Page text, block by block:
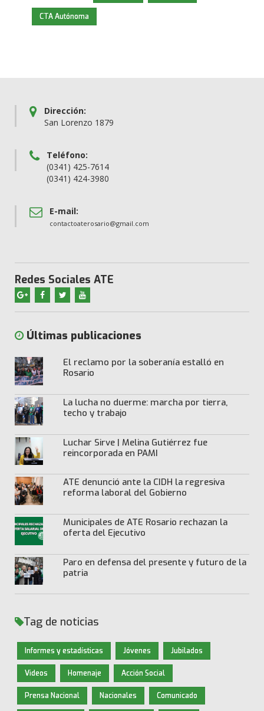
CTA Autónoma
Dirección:
San Lorenzo 1879
Teléfono:
(0341) 425-7614
(0341) 424-3980
E-mail:
contactoaterosario@gmail.com
Redes Sociales ATE
Últimas publicaciones
El reclamo por la soberanía estalló en
Rosario
La lucha no duerme: marcha por tierra,
techo y trabajo
Luchar Sirve | Melina Gutiérrez fue
reincorporada en PAMI
ATE denunció ante la CIDH la regresiva
reforma laboral del Gobierno
Municipales de ATE Rosario rechazan la
oferta del Ejecutivo
Paro en defensa del presente y futuro de la
patria
Tag de noticias
Informes y estadísticas Jóvenes Jubilados
Videos Homenaje Acción Social
Prensa Nacional Nacionales Comunicado